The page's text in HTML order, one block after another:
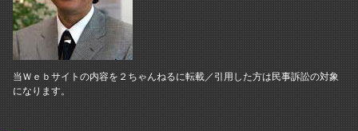
当Ｗｅｂサイトの内容を２ちゃんねるに転載／引用した方は民事訴訟の対象
になります。